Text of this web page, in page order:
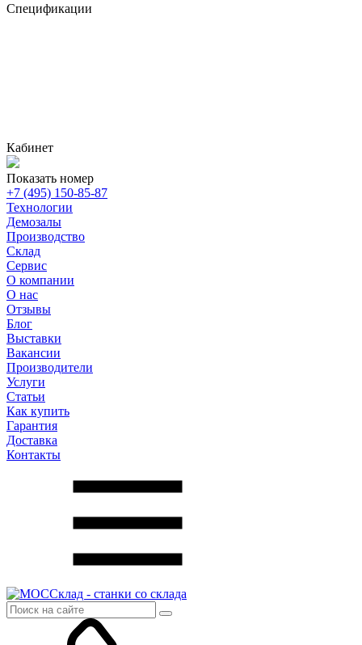
Спецификации
Кабинет
Показать номер
+7 (495) 150-85-87
Технологии
Демозалы
Производство
Склад
Сервис
О компании
О нас
Отзывы
Блог
Выставки
Вакансии
Производители
Услуги
Статьи
Как купить
Гарантия
Доставка
Контакты